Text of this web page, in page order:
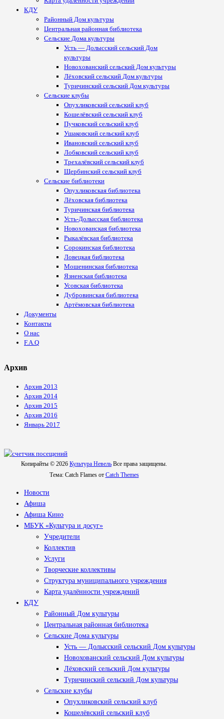
КДУ
Районный Дом культуры
Центральная районная библиотека
Сельские Дома культуры
Усть — Долысский сельский Дом
культуры
Новохованский сельский Дом культуры
Лёховский сельский Дом культуры
Туричинский сельский Дом культуры
Сельские клубы
Опухликовский сельский клуб
Кошелёвский сельский клуб
Пучковский сельский клуб
Ушаковский сельский клуб
Ивановский сельский клуб
Лобковский сельский клуб
Трехалёвский сельский клуб
Щербинский сельский клуб
Сельские библиотеки
Опухликовская библиотека
Лёховская библиотека
Туричинская библиотека
Усть-Долысская библиотека
Новохованская библиотека
Рыкалёвская библиотека
Сорокинская библиотека
Ловецкая библиотека
Мошенинская библиотека
Язненская библиотека
Усовская библиотека
Дубровинская библиотека
Артёмовская библиотека
Документы
Контакты
О нас
F.A.Q
Архив
Архив 2013
Архив 2014
Архив 2015
Архив 2016
Январь 2017
Копирайты © 2026 Культура Невель Все права защищены.
Тема: Catch Flames от Catch Themes
Новости
Афиша
Афиша Кино
МБУК «Культура и досуг»
Учредители
Коллектив
Услуги
Творческие коллективы
Структура муниципального учреждения
Карта удалённости учреждений
КДУ
Районный Дом культуры
Центральная районная библиотека
Сельские Дома культуры
Усть — Долысский сельский Дом культуры
Новохованский сельский Дом культуры
Лёховский сельский Дом культуры
Туричинский сельский Дом культуры
Сельские клубы
Опухликовский сельский клуб
Кошелёвский сельский клуб